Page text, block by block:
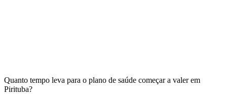
Quanto tempo leva para o plano de saúde começar a valer em
Pirituba?